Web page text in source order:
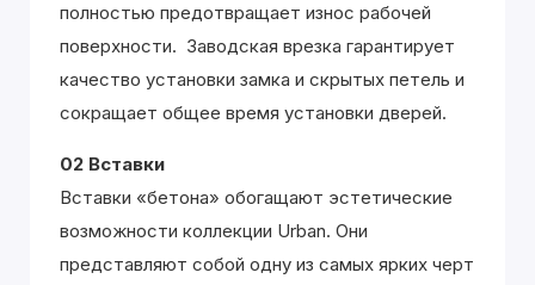
полностью предотвращает износ рабочей
поверхности. Заводская врезка гарантирует
качество установки замка и скрытых петель и
сокращает общее время установки дверей.
02 Вставки
Вставки «бетона» обогащают эстетические
возможности коллекции Urban. Они
представляют собой одну из самых ярких черт